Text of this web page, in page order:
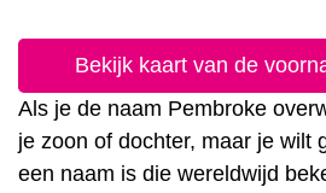
Bekijk kaart van de
Als je de naam Pembroke
je zoon of dochter, maar je wilt
een naam is die wereldwijd